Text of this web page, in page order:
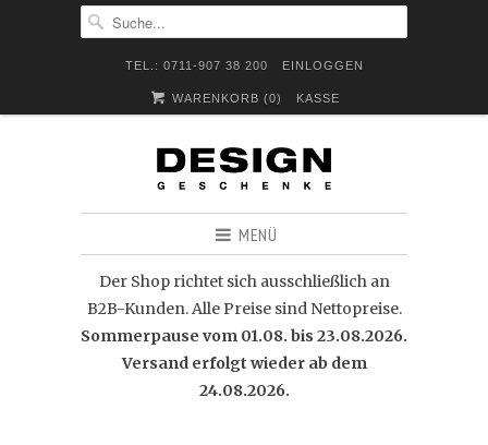
TEL.: 0711-907 38 200 EINLOGGEN
WARENKORB (0) KASSE
MENÜ
Der Shop richtet sich ausschließlich an
B2B-Kunden. Alle Preise sind Nettopreise.
Sommerpause vom 01.08. bis 23.08.2026.
Versand erfolgt wieder ab dem
24.08.2026.